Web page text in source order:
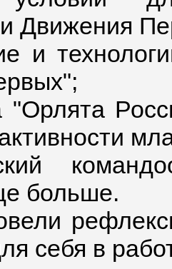
Движения
и
"Орлята
больше.
себя в